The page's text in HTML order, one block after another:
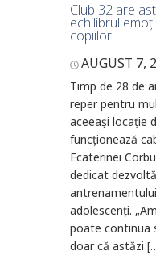
Club 32 are
echilibrul
copiilor
AUGUST 7,
Timp de 28 de
reper pentru
aceeași locație
funcționează
Ecaterinei
dedicat
adolescenți.
poate continua
doar că astăzi